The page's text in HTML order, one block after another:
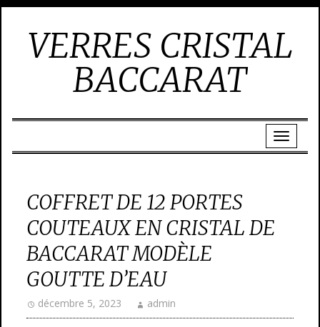
VERRES CRISTAL
BACCARAT
COFFRET DE 12 PORTES
COUTEAUX EN CRISTAL DE
BACCARAT MODÈLE
GOUTTE D’EAU
décembre 5, 2023 admin